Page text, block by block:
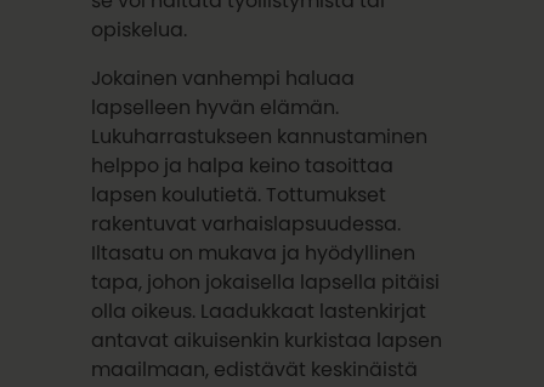
opiskelua.
Jokainen vanhempi haluaa
lapselleen hyvän elämän.
Lukuharrastukseen kannustaminen
helppo ja halpa keino tasoittaa
lapsen koulutietä. Tottumukset
rakentuvat varhaislapsuudessa.
Iltasatu on mukava ja hyödyllinen
tapa, johon jokaisella lapsella pitäisi
olla oikeus. Laadukkaat lastenkirjat
antavat aikuisenkin kurkistaa lapsen
maailmaan, edistävät keskinäistä